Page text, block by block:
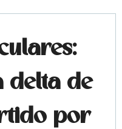
delta de
por